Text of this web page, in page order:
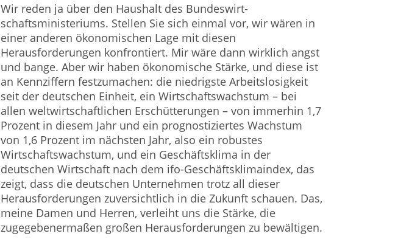
Wir reden ja über den Haushalt des Bundeswirt­
schaftsministeriums. Stellen Sie sich einmal vor, wir wären in
einer anderen ökonomischen Lage mit diesen
Herausforderungen konfrontiert. Mir wäre dann wirklich angst
und bange. Aber wir haben ökonomische Stärke, und diese ist
an Kennziffern festzumachen: die nied­rigste Arbeitslosigkeit
seit der deutschen Einheit, ein Wirtschaftswachstum – bei
allen weltwirtschaftlichen Erschütterungen – von immerhin 1,7
Prozent in diesem Jahr und ein prognostiziertes Wachstum
von 1,6 Prozent im nächsten Jahr, also ein robustes
Wirtschaftswachstum, und ein Geschäftsklima in der
deutschen Wirtschaft nach dem ifo-Geschäftsklimaindex, das
zeigt, dass die deut­schen Unternehmen trotz all dieser
Herausforderungen zuversichtlich in die Zukunft schauen. Das,
meine Da­men und Herren, verleiht uns die Stärke, die
zugegebe­nermaßen großen Herausforderungen zu bewältigen.